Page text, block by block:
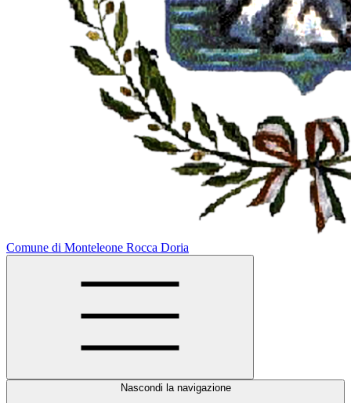
Comune di Monteleone Rocca Doria
Nascondi la navigazione